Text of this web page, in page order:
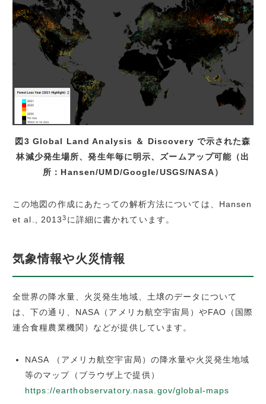
図3 Global Land Analysis ＆ Discovery で示された森
林減少発生場所、発生年毎に明示、ズームアップ可能（出
所：Hansen/UMD/Google/USGS/NASA）
この地図の作成にあたっての解析方法については、Hansen
et al., 20133 に詳細に書かれています。
気象情報や火災情報
全世界の降水量、火災発生地域、土壌のデータについて
は、下の通り、NASA（アメリカ航空宇宙局）やFAO（国際
連合食糧農業機関）などが提供しています。
NASA （アメリカ航空宇宙局）の降水量や火災発生地域
等のマップ（ブラウザ上で提供）
https://earthobservatory.nasa.gov/global-maps